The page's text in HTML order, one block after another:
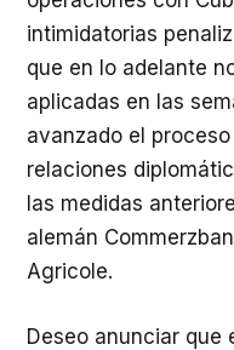
intimidatorias
que en lo adelante
aplicadas en las
avanzado el
relaciones
las medidas
alemán
Agricole.
Deseo anunciar que